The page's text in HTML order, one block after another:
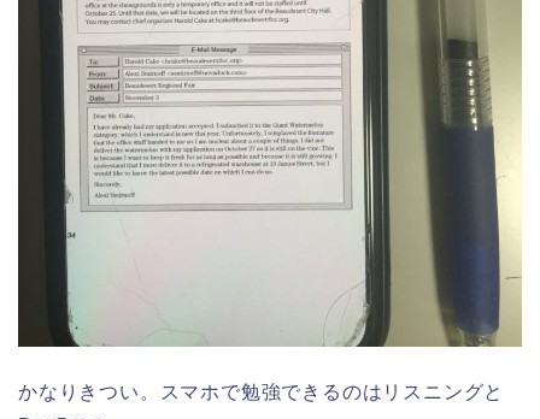
かなりきつい。スマホで勉強できるのはリスニングと